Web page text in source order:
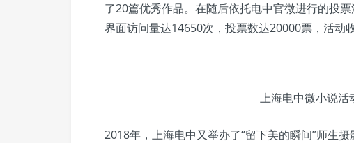
了20篇优秀作品。在随后依托电中官微进行的投
界面访问量达14650次，投票数达20000票，活动
上海电中微小说活
2018年，上海电中又举办了“留下美的瞬间”师生